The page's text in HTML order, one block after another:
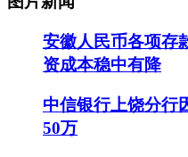
安徽人民币各项存
资成本稳中有降
中信银行上饶分行
50万